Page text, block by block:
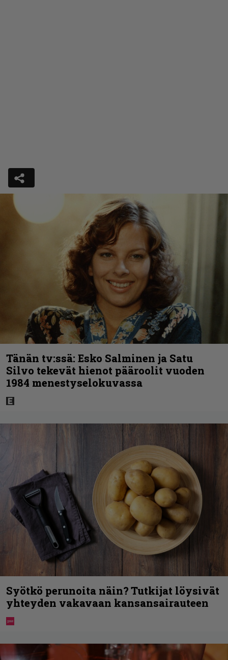
Tänän tv:ssä: Esko Salminen ja Satu
Silvo tekevät hienot pääroolit vuoden
1984 menestyselokuvassa
Syötkö perunoita näin? Tutkijat löysivät
yhteyden vakavaan kansansairauteen